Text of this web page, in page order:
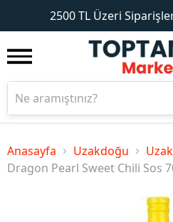
2500 TL Üzeri 1
Anasayfa Uzakdoğu
Dragon Pearl Sweet Chili Sos